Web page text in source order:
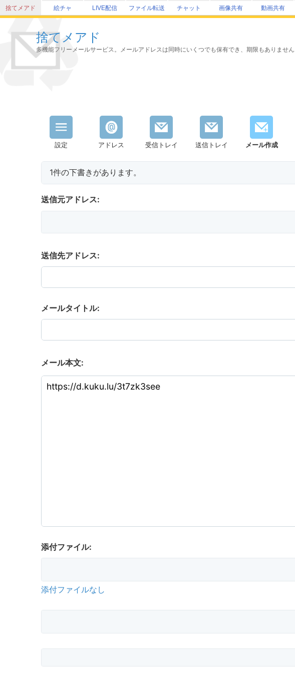
捨てメアド 絵チャ LIVE配信 ファイル転送 チャット 画像共有 動画共有
捨てメアド
多機能フリーメールサービス。メールアドレスは同時にいくつでも保有でき、期限もありません
設定 アドレス 受信トレイ 送信トレイ メール作成
1件の下書きがあります。
送信元アドレス:
送信先アドレス:
メールタイトル:
メール本文:
添付ファイル:
添付ファイルなし